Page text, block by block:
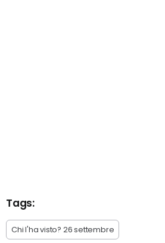
Tags:
Chi l'ha visto? 26 settembre